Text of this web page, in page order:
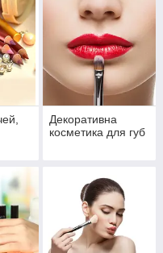
Декоративна
косметика для губ